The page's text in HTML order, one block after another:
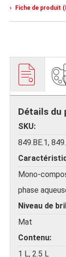
Fiche de produit
Détails du
SKU
849.BE.1,
Mono-
phase
Niveau de
Mat
Contenu
1 L, 2.5 L